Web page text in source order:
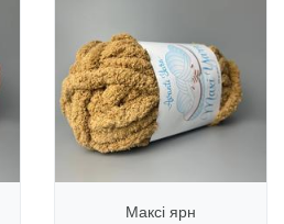
Максі ярн